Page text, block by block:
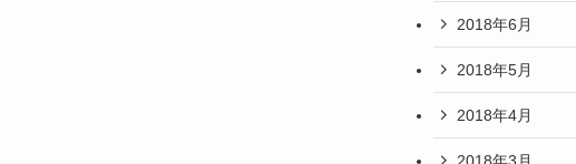
2018年6月
2018年5月
2018年4月
2018年3月